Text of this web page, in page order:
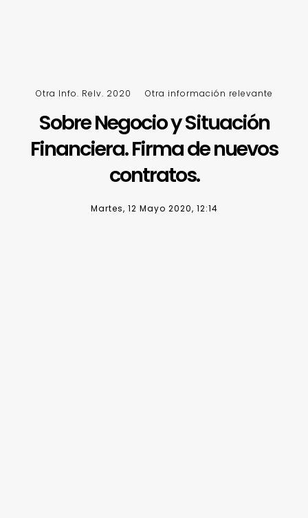
Otra Info. Relv. 2020 Otra información relevante
Sobre Negocio y Situación
Financiera. Firma de nuevos
contratos.
Martes, 12 Mayo 2020, 12:14